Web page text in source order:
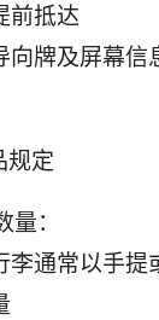
前抵达
向牌及屏幕信
规定
：
李通常以手提